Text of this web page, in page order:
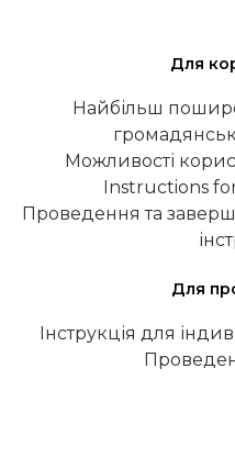
Для
Найбільш
Можливості
Instructions
Проведення та
Для
Інструкція для